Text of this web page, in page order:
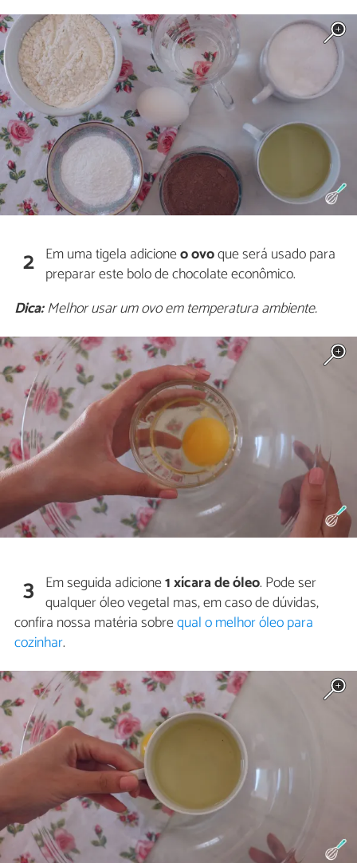
2 Em uma tigela adicioneo ovoque será usado para
preparar este bolo de chocolate econômico.
Dica:Melhor usar um ovo em temperatura ambiente.
3 Em seguida adicione1 xícara de óleo. Pode ser
qualquer óleo vegetal mas, em caso de dúvidas,
confira nossa matéria sobrequal o melhor óleo para
cozinhar.